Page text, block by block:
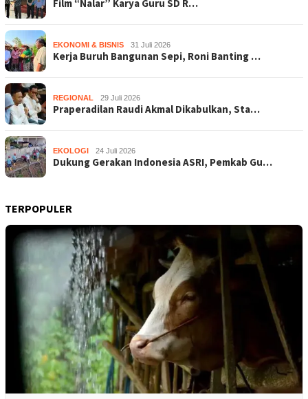
Film “Nalar” Karya Guru SD R…
EKONOMI & BISNIS 31 Juli 2026
Kerja Buruh Bangunan Sepi, Roni Banting …
REGIONAL 29 Juli 2026
Praperadilan Raudi Akmal Dikabulkan, Sta…
EKOLOGI 24 Juli 2026
Dukung Gerakan Indonesia ASRI, Pemkab Gu…
TERPOPULER